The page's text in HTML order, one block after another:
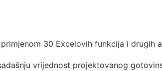
30 Excelovih funkcija i drugih
vrijednost projektovanog